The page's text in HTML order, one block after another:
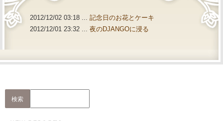
2012/12/02 03:18 ... 記念日のお花とケーキ
2012/12/01 23:32 ... 夜のDJANGOに浸る